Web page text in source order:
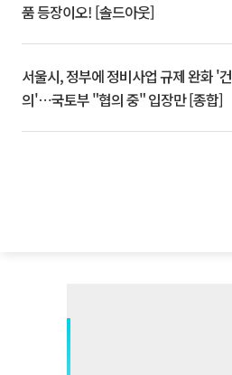
품 등장이오! [솔드아웃]
서울시, 정부에 정비사업 규제 완화 '건
의'⋯국토부 "협의 중" 입장만 [종합]